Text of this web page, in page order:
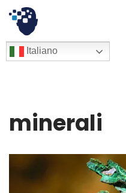
Vai
al
English
Français
Italiano
minerali